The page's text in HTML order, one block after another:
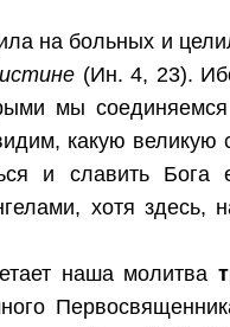
на больных и
(Ин. 4, 23).
мы
какую великую
и славить Бога
хотя здесь,
наша молитва